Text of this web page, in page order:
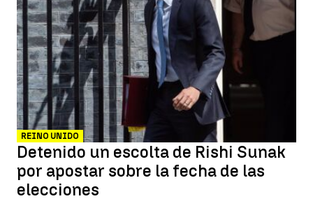
REINO UNIDO
Detenido un escolta de Rishi Sunak
por apostar sobre la fecha de las
elecciones